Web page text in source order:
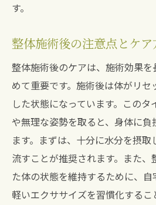
す。
整体施術後の注意点とケア
整体施術後のケアは、施術効果
めて重要です。施術後は体がリ
した状態になっています。この
や無理な姿勢を取ると、身体に負
ます。まずは、十分に水分を摂取
流すことが推奨されます。また
た体の状態を維持するために、
軽いエクササイズを習慣化する